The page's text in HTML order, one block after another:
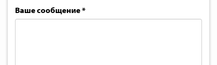
Ваше сообщение*